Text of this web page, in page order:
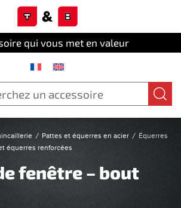
qui vous met en valeur
Pattes et équerres en acier
Équerres
équerres renforcées
fenêtre – bout
panel